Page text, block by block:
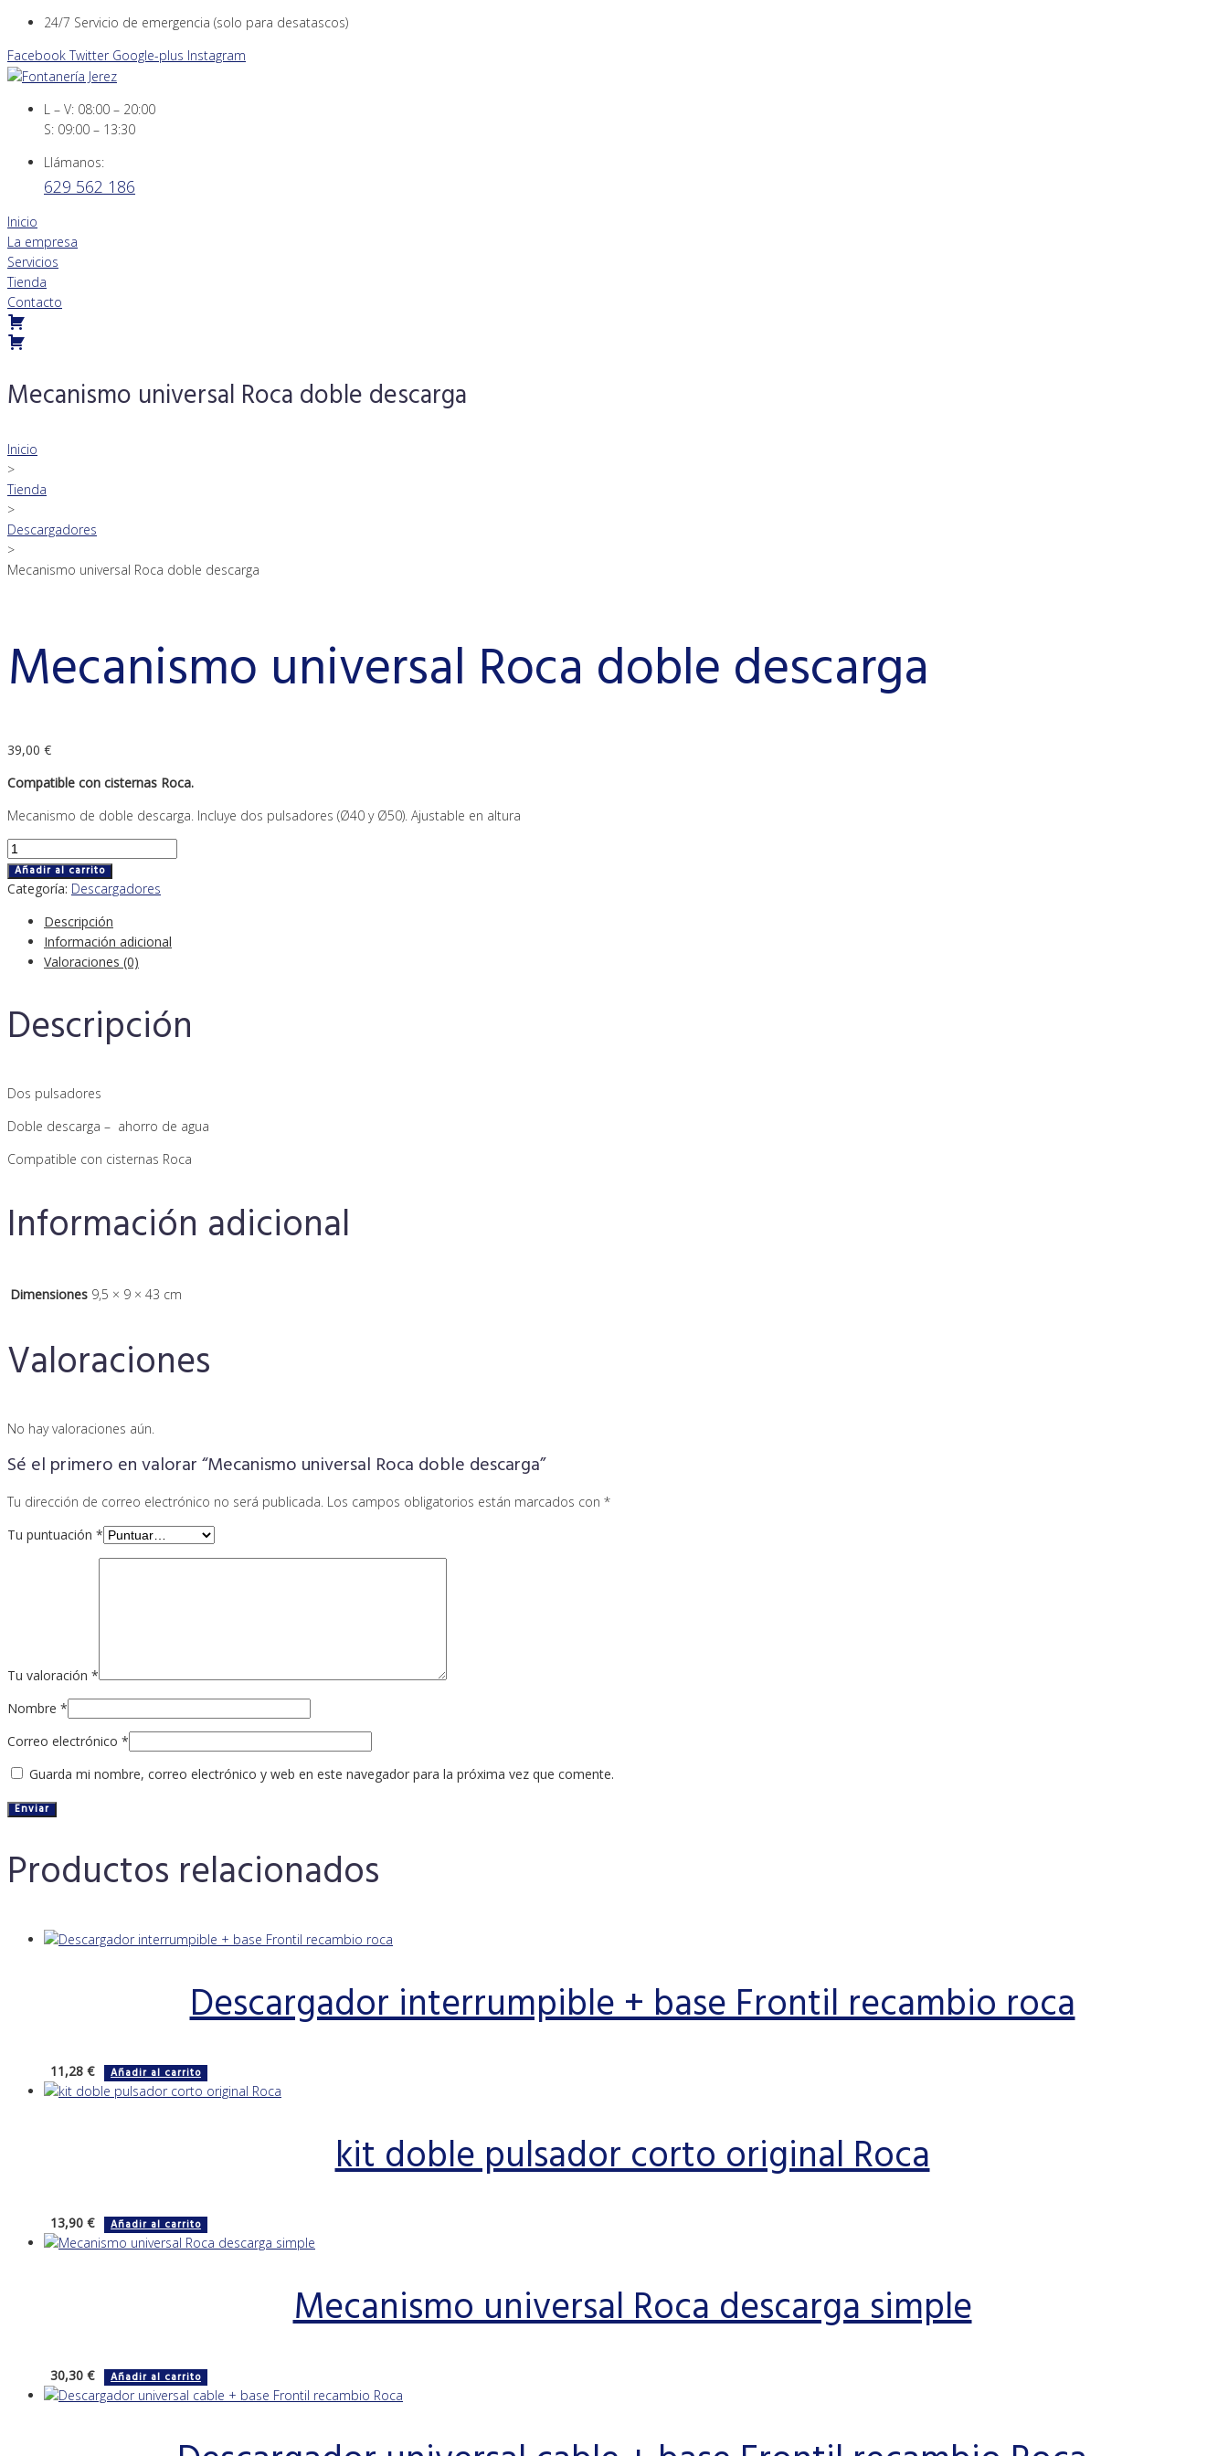
Skip
content
24/7 Servicio de emergencia (solo para desatascos)
Facebook Twitter Google-plus Instagram
L – V: 08:00 – 20:00
S: 09:00 – 13:30
Llámanos:
629 562 186
Inicio
La empresa
Servicios
Tienda
Contacto
Mecanismo universal Roca doble descarga
Inicio
>
Tienda
>
Descargadores
>
Mecanismo universal Roca doble descarga
Mecanismo universal Roca doble descarga
39,00 €
Compatible con cisternas Roca.
Mecanismo de doble descarga. Incluye dos pulsadores (Ø40 y Ø50). Ajustable en altura
Mecanismo
universal
Roca
descarga
cantidad
Añadir al carrito
Categoría: Descargadores
Descripción
Información adicional
Valoraciones (0)
Descripción
Dos pulsadores
Doble descarga – ahorro de agua
Compatible con cisternas Roca
Información adicional
Dimensiones 9,5 × 9 × 43 cm
Valoraciones
No hay valoraciones aún.
Sé el primero en valorar “Mecanismo universal Roca doble descarga”
Tu dirección de correo electrónico no será publicada. Los campos obligatorios están marcados con *
Tu puntuación *
Tu valoración *
Nombre *
Correo electrónico *
Guarda mi nombre, correo electrónico y web en este navegador para la próxima vez que comente.
Productos relacionados
Descargador interrumpible + base Frontil recambio roca
11,28 € Añadir al carrito
kit doble pulsador corto original Roca
13,90 € Añadir al carrito
Mecanismo universal Roca descarga simple
30,30 € Añadir al carrito